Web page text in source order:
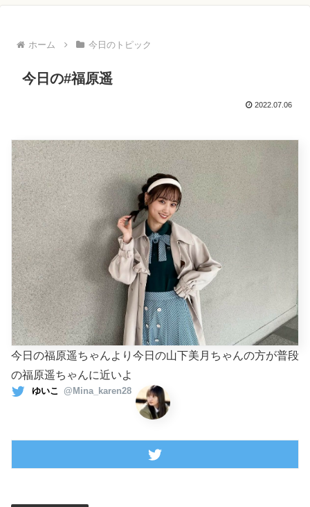
ホーム 今日のトピック
今日の#福原遥
2022.07.06
今日の福原遥ちゃんより今日の山下美月ちゃんの方が普段
の福原遥ちゃんに近いよ
ゆいこ @Mina_karen28